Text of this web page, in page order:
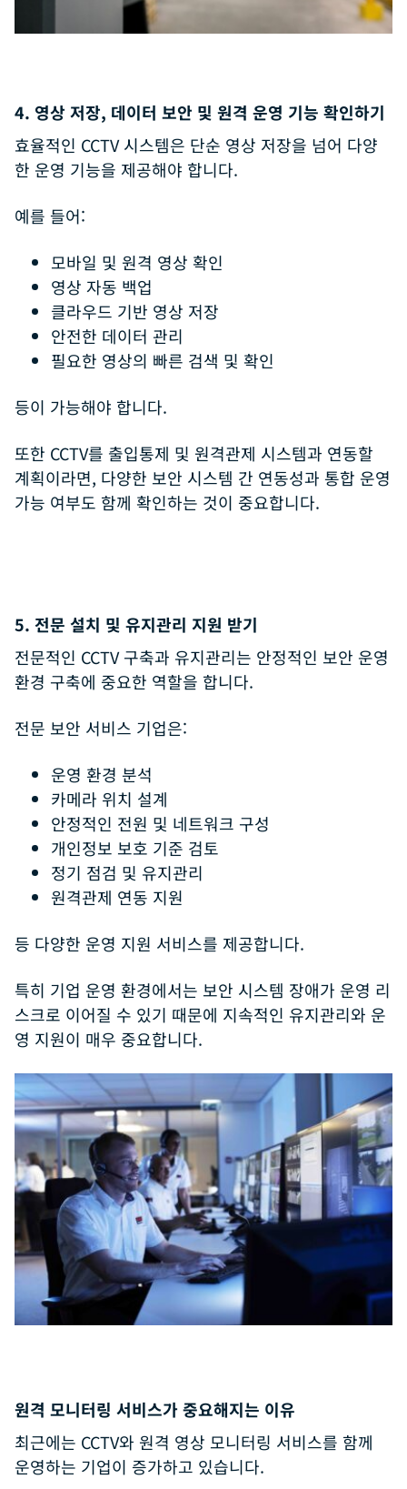
4. 영상 저장, 데이터 보안 및 원격 운영 기능 확인하기
효율적인 CCTV 시스템은 단순 영상 저장을 넘어 다양
한 운영 기능을 제공해야 합니다.
예를 들어:
모바일 및 원격 영상 확인
영상 자동 백업
클라우드 기반 영상 저장
안전한 데이터 관리
필요한 영상의 빠른 검색 및 확인
등이 가능해야 합니다.
또한 CCTV를 출입통제 및 원격관제 시스템과 연동할
계획이라면, 다양한 보안 시스템 간 연동성과 통합 운영
가능 여부도 함께 확인하는 것이 중요합니다.
5. 전문 설치 및 유지관리 지원 받기
전문적인 CCTV 구축과 유지관리는 안정적인 보안 운영
환경 구축에 중요한 역할을 합니다.
전문 보안 서비스 기업은:
운영 환경 분석
카메라 위치 설계
안정적인 전원 및 네트워크 구성
개인정보 보호 기준 검토
정기 점검 및 유지관리
원격관제 연동 지원
등 다양한 운영 지원 서비스를 제공합니다.
특히 기업 운영 환경에서는 보안 시스템 장애가 운영 리
스크로 이어질 수 있기 때문에 지속적인 유지관리와 운
영 지원이 매우 중요합니다.
원격 모니터링 서비스가 중요해지는 이유
최근에는 CCTV와 원격 영상 모니터링 서비스를 함께
운영하는 기업이 증가하고 있습니다.